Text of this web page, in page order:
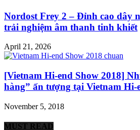
Nordost Frey 2 – Đỉnh cao dây
trải nghiệm âm thanh tinh khiết
April 21, 2026
[Vietnam Hi-end Show 2018]
hàng” ấn tượng tại Vietnam Hi-
November 5, 2018
MUST READ